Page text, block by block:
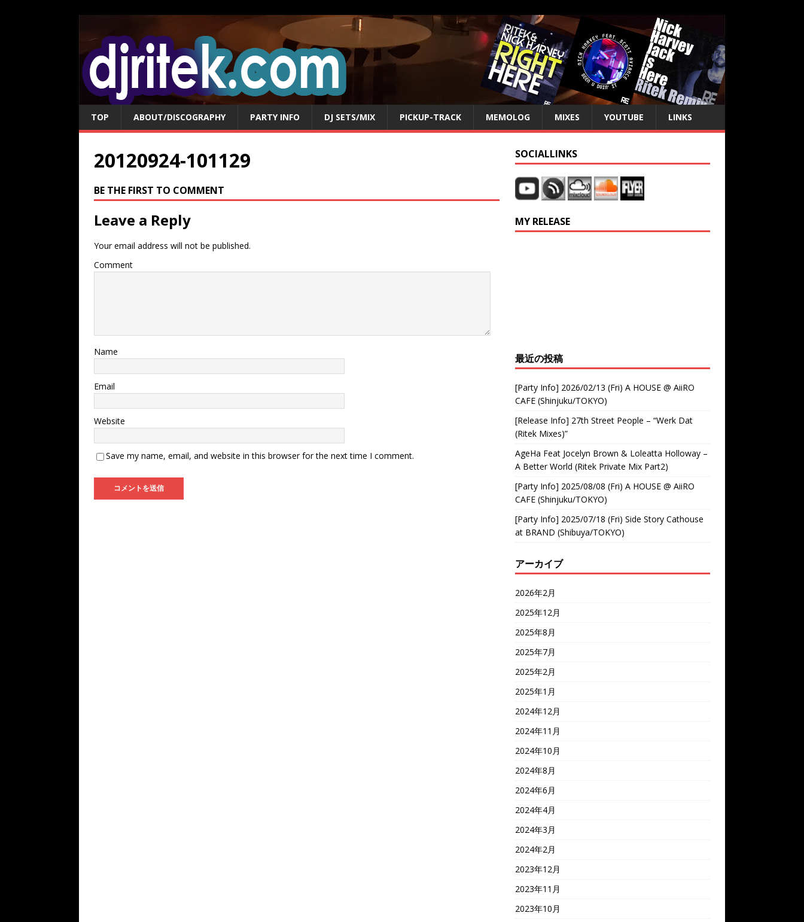
TOP ABOUT/DISCOGRAPHY PARTY INFO DJ SETS/MIX PICKUP-TRACK MEMOLOG MIXES YOUTUBE LINKS
20120924-101129
BE THE FIRST TO COMMENT
Leave a Reply
Your email address will not be published.
Comment
Name
Email
Website
Save my name, email, and website in this browser for the next time I comment.
SOCIALLINKS
MY RELEASE
最近の投稿
[Party Info] 2026/02/13 (Fri) A HOUSE @ AiiRO
CAFE (Shinjuku/TOKYO)
[Release Info] 27th Street People – “Werk Dat
(Ritek Mixes)”
AgeHa Feat Jocelyn Brown & Loleatta Holloway –
A Better World (Ritek Private Mix Part2)
[Party Info] 2025/08/08 (Fri) A HOUSE @ AiiRO
CAFE (Shinjuku/TOKYO)
[Party Info] 2025/07/18 (Fri) Side Story Cathouse
at BRAND (Shibuya/TOKYO)
アーカイブ
2026年2月
2025年12月
2025年8月
2025年7月
2025年2月
2025年1月
2024年12月
2024年11月
2024年10月
2024年8月
2024年6月
2024年4月
2024年3月
2024年2月
2023年12月
2023年11月
2023年10月